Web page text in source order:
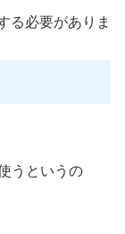
る必要がありま
うというの